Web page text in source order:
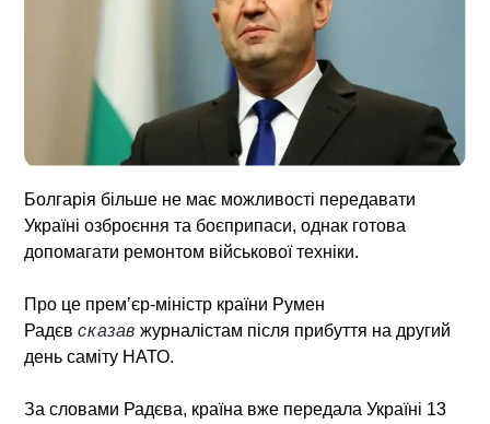
Болгарія більше не має можливості передавати
Україні озброєння та боєприпаси, однак готова
допомагати ремонтом військової техніки.
Про це премʼєр-міністр країни Румен
Радєвсказав журналістам після прибуття на другий
день саміту НАТО.
За словами Радєва, країна вже передала Україні 13